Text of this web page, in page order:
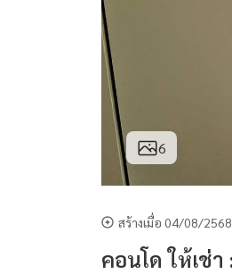
6
สร้างเมื่อ 04/08/2568
คอนโด ให้เช่